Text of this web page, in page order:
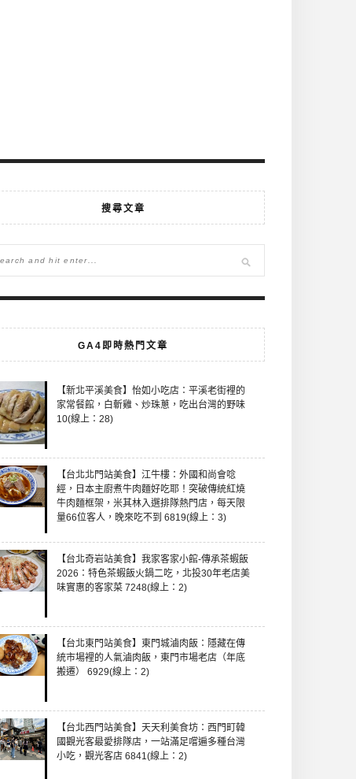
搜尋文章
GA4即時熱門文章
【新北平溪美食】怡如小吃店：平溪老街裡的
家常餐館，白斬雞、炒珠蔥，吃出台灣的野味
10(線上：28)
【台北北門站美食】江牛樓：外國和尚會唸
經，日本主廚煮牛肉麵好吃耶！突破傳統紅燒
牛肉麵框架，米其林入選排隊熱門店，每天限
量66位客人，晚來吃不到 6819(線上：3)
【台北奇岩站美食】我家客家小館-傳承茶蝦飯
2026：特色茶蝦飯火鍋二吃，北投30年老店美
味實惠的客家菜 7248(線上：2)
【台北東門站美食】東門城滷肉飯：隱藏在傳
統市場裡的人氣滷肉飯，東門市場老店（年底
搬遷） 6929(線上：2)
【台北西門站美食】天天利美食坊：西門町韓
國觀光客最愛排隊店，一站滿足嚐遍多種台灣
小吃，觀光客店 6841(線上：2)